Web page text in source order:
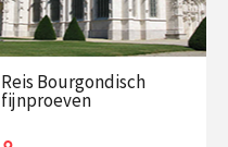
Reis Bourgondisch
fijnproeven